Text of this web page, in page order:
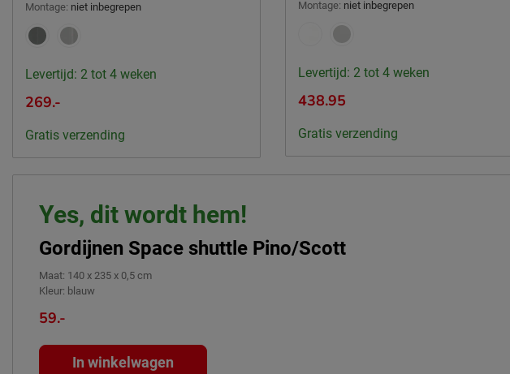
Montage: niet inbegrepen
Levertijd: 2 tot 4 weken
269.-
Gratis verzending
Montage: niet inbegrepen
Levertijd: 2 tot 4 weken
438.95
Gratis verzending
Yes, dit wordt hem!
Gordijnen Space shuttle Pino/Scott
Maat: 140 x 235 x 0,5 cm
Kleur: blauw
59.-
In winkelwagen